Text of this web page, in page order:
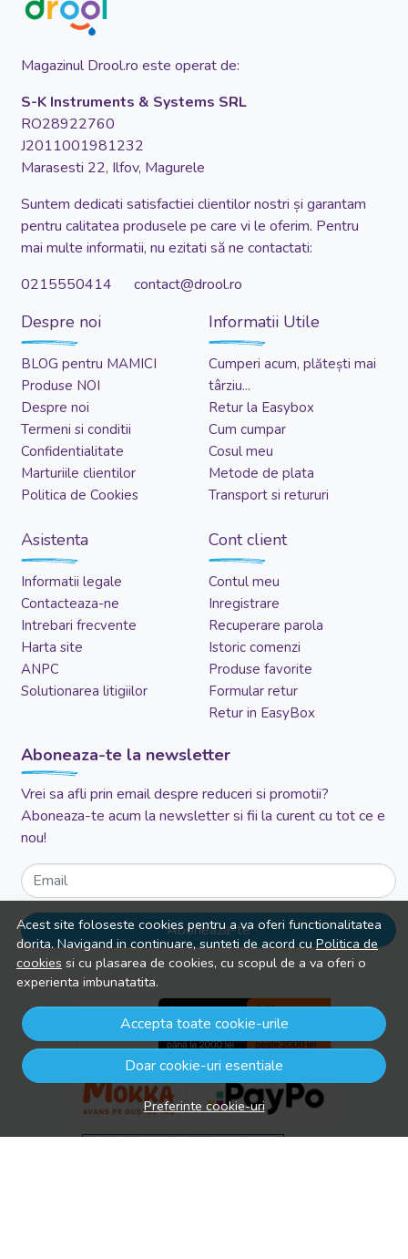
Acest site foloseste cookies pentru a va oferi functionalitatea
dorita. Navigand in continuare, sunteti de acord cuPolitica de
cookies si cu plasarea de cookies, cu scopul de a va oferi o
experienta imbunatatita.
Accepta toate cookie-urile
Doar cookie-uri esentiale
Preferinte cookie-uri
Magazinul Drool.ro este operat de:
S-K Instruments & Systems SRL
RO28922760
J2011001981232
Marasesti 22, Ilfov, Magurele
Suntem dedicati satisfactiei clientilor nostri și garantam
pentru calitatea produsele pe care vi le oferim. Pentru
mai multe informatii, nu ezitati să ne contactati:
0215550414 contact@drool.ro
Despre noi
BLOG pentru MAMICI
Produse NOI
Despre noi
Termeni si conditii
Confidentialitate
Marturiile clientilor
Politica de Cookies
Informatii Utile
Cumperi acum, plătești mai
târziu...
Retur la Easybox
Cum cumpar
Cosul meu
Metode de plata
Transport si retururi
Asistenta
Informatii legale
Contacteaza-ne
Intrebari frecvente
Harta site
ANPC
Solutionarea litigiilor
Cont client
Contul meu
Inregistrare
Recuperare parola
Istoric comenzi
Produse favorite
Formular retur
Retur in EasyBox
Aboneaza-te la newsletter
Vrei sa afli prin email despre reduceri si promotii?
Aboneaza-te acum la newsletter si fii la curent cu tot ce e
nou!
Email
Aboneaza-te